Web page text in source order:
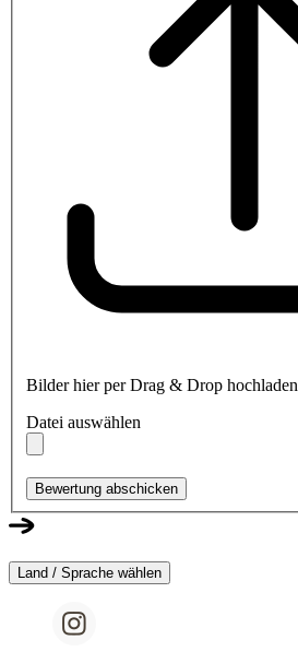
Bilder hier per Drag & Drop hochladen
Datei auswählen
Bewertung abschicken
Land / Sprache wählen